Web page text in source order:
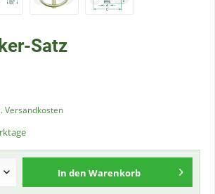
Satz
Versandkosten
In den Warenkorb